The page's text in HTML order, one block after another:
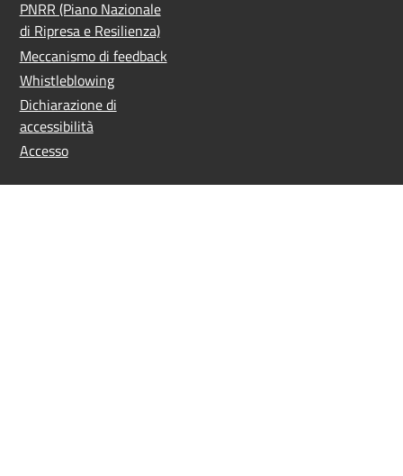
PNRR (Piano Nazionale
di Ripresa e Resilienza)
Meccanismo di feedback
Whistleblowing
Dichiarazione di
accessibilità
Accesso